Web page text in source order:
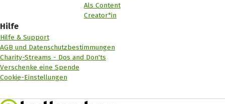
Als Content
Creator*in
Hilfe
Hilfe & Support
AGB und Datenschutzbestimmungen
Charity-Streams - Dos and Don'ts
Verschenke eine Spende
Cookie-Einstellungen